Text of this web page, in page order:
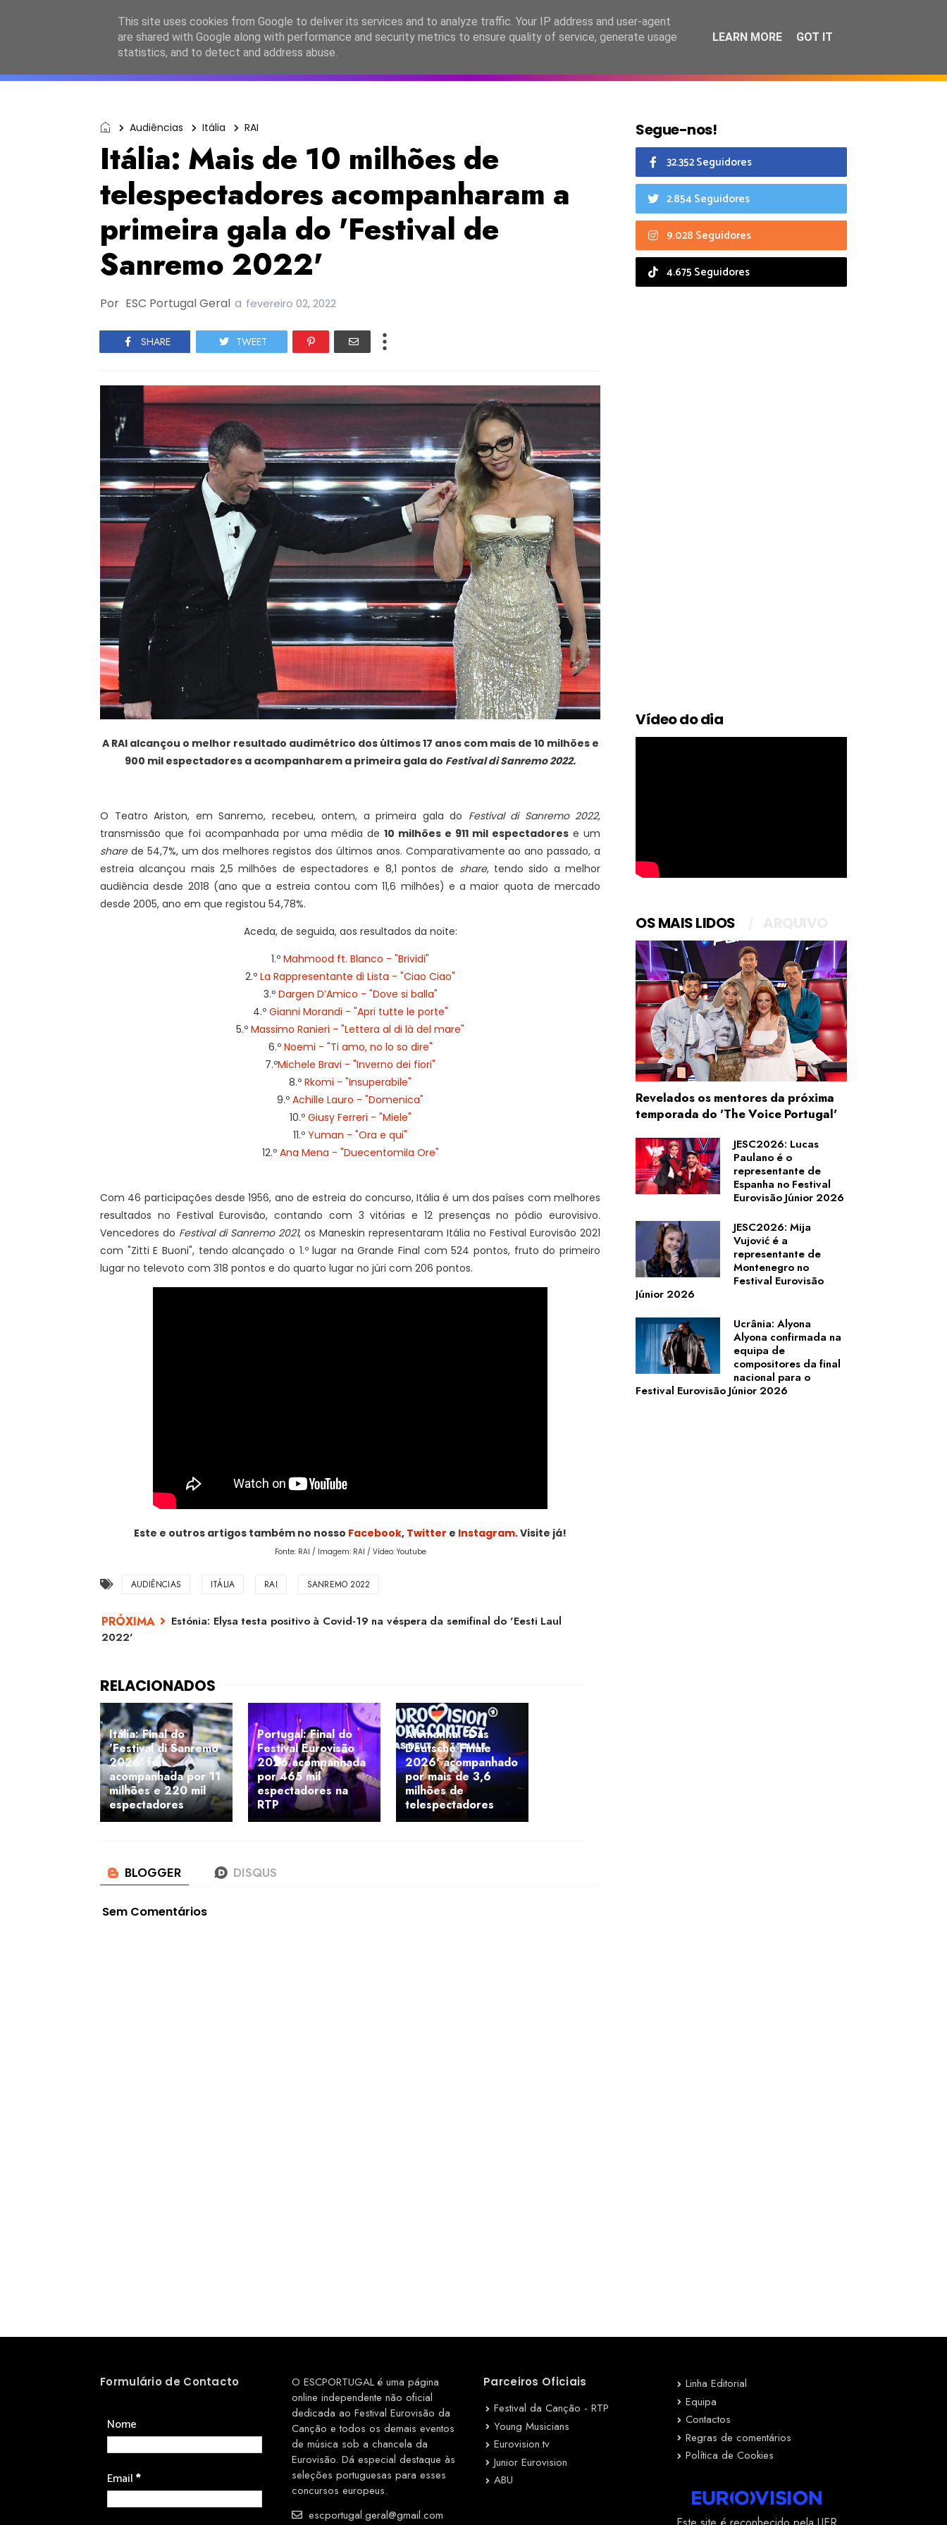
ESC2027 JESC2026 FC2026 EASC2026 PORTUGAL LANÇAMENTOS ESPECIAIS CALENDÁRIO
Audiências Itália RAI
Itália: Mais de 10 milhões de
telespectadores acompanharam a
primeira gala do 'Festival de
Sanremo 2022'
Por ESC Portugal Geral a fevereiro 02, 2022
SHARE TWEET
A RAI alcançou o melhor resultado audimétrico dos últimos 17 anos com mais de 10 milhões e
900 mil espectadores a acompanharem a primeira gala do Festival di Sanremo 2022.
O Teatro Ariston, em Sanremo, recebeu, ontem, a primeira gala do Festival di Sanremo 2022,
transmissão que foi acompanhada por uma média de 10 milhões e 911 mil espectadores e um
share de 54,7%, um dos melhores registos dos últimos anos. Comparativamente ao ano passado, a
estreia alcançou mais 2,5 milhões de espectadores e 8,1 pontos de share, tendo sido a melhor
audiência desde 2018 (ano que a estreia contou com 11,6 milhões) e a maior quota de mercado
desde 2005, ano em que registou 54,78%.
Aceda, de seguida, aos resultados da noite:
1.º Mahmood ft. Blanco - "Brividi"
2.º La Rappresentante di Lista - "Ciao Ciao"
3.º Dargen D’Amico - "Dove si balla"
4.º Gianni Morandi - "Apri tutte le porte"
5.º Massimo Ranieri - "Lettera al di là del mare"
6.º Noemi - "Ti amo, no lo so dire"
7.ºMichele Bravi - "Inverno dei fiori"
8.º Rkomi - "Insuperabile"
9.º Achille Lauro - "Domenica"
10.º Giusy Ferreri - "Miele"
11.º Yuman - "Ora e qui"
12.º Ana Mena - "Duecentomila Ore"
Com 46 participações desde 1956, ano de estreia do concurso, Itália é um dos países com melhores
resultados no Festival Eurovisão, contando com 3 vitórias e 12 presenças no pódio eurovisivo.
Vencedores do Festival di Sanremo 2021, os Maneskin representaram Itália no Festival Eurovisão 2021
com "Zitti E Buoni", tendo alcançado o 1.º lugar na Grande Final com 524 pontos, fruto do primeiro
lugar no televoto com 318 pontos e do quarto lugar no júri com 206 pontos.
Este e outros artigos também no nosso Facebook, Twitter e Instagram. Visite já!
Fonte: RAI / Imagem: RAI / Vídeo: Youtube
AUDIÊNCIAS ITÁLIA RAI SANREMO 2022
Estónia: Elysa testa positivo à Covid-19 na véspera da semifinal do 'Eesti Laul
2022'
Itália: Final do
'Festival di Sanremo
2026' foi
acompanhada por 11
milhões e 220 mil
espectadores
Portugal: Final do
Festival Eurovisão
2026 acompanhada
por 465 mil
espectadores na
RTP
Alemanha: 'Das
Deutsche Finale
2026' acompanhado
por mais de 3,6
milhões de
telespectadores
Sem Comentários
Segue-nos!
32.352 Seguidores
2.854 Seguidores
9.028 Seguidores
4.675 Seguidores
Vídeo do dia
OS MAIS LIDOS
Revelados os mentores da próxima
temporada do 'The Voice Portugal'
JESC2026: Lucas
Paulano é o
representante de
Espanha no Festival
Eurovisão Júnior 2026
JESC2026: Mija
Vujović é a
representante de
Montenegro no
Festival Eurovisão
Júnior 2026
Ucrânia: Alyona
Alyona confirmada na
equipa de
compositores da final
nacional para o
Festival Eurovisão Júnior 2026
Formulário de Contacto
Nome
Email*
O ESCPORTUGAL é uma página
online independente não oficial
dedicada ao Festival Eurovisão da
Canção e todos os demais eventos
de música sob a chancela da
Eurovisão. Dá especial destaque às
seleções portuguesas para esses
concursos europeus.
escportugal.geral@gmail.com
Parceiros Oficiais
Festival da Canção - RTP
Young Musicians
Eurovision.tv
Junior Eurovision
ABU
Linha Editorial
Equipa
Contactos
Regras de comentários
Política de Cookies
This site uses cookies from Google to deliver its services and to analyze traffic. Your IP address and user-agent
are shared with Google along with performance and security metrics to ensure quality of service, generate usage
statistics, and to detect and address abuse.
LEARN MORE GOT IT